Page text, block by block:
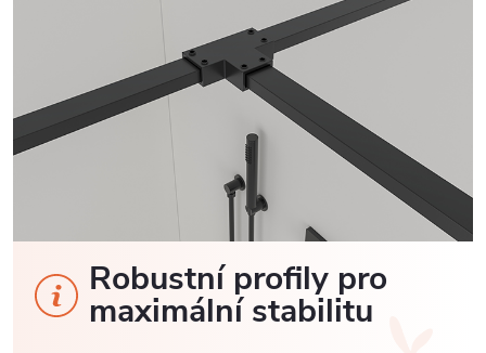
Robustní profily pro
maximální stabilitu